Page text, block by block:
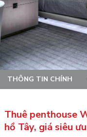
THÔNG TIN CHÍNH
Thuê penthouse
hồ Tây, giá siêu